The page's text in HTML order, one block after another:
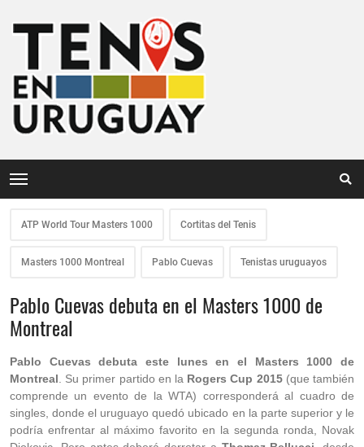
ATP World Tour Masters 1000 Cortitas del Tenis
Masters 1000 Montreal Pablo Cuevas Tenistas uruguayos
Pablo Cuevas debuta en el Masters 1000 de
Montreal
Pablo Cuevas debuta este lunes en el Masters 1000 de
Montreal . Su primer partido en la Rogers Cup 2015(que también
comprende un evento de la WTA) corresponderá al cuadro de
singles, donde el uruguayo quedó ubicado en la parte superior y le
podría enfrentar al máximo favorito en la segunda ronda, Novak